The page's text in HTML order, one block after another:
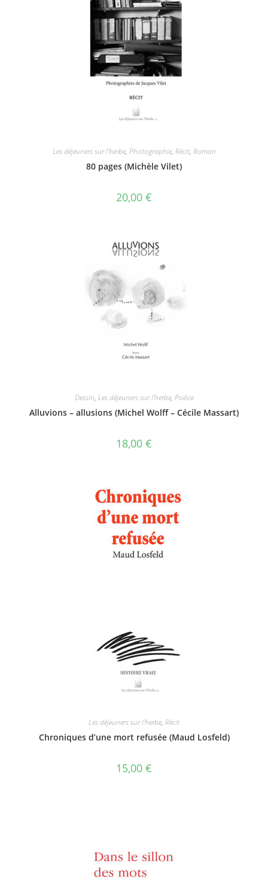
Les déjeuners sur l'herbe, Photographie, Récit, Roman
80 pages (Michèle Vilet)
20,00 €
Dessin, Les déjeuners sur l'herbe, Poésie
Alluvions – allusions (Michel Wolff – Cécile Massart)
18,00 €
Les déjeuners sur l'herbe, Récit
Chroniques d’une mort refusée (Maud Losfeld)
15,00 €